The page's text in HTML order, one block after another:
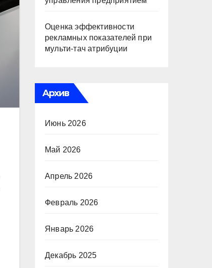
Оценка эффективности
рекламных показателей при
мульти-тач атрибуции
Архив
Июнь 2026
Май 2026
Апрель 2026
Февраль 2026
Январь 2026
Декабрь 2025